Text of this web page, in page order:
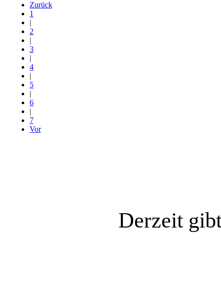
Zurück
1
|
2
|
3
|
4
|
5
|
6
|
7
Vor
Derzeit